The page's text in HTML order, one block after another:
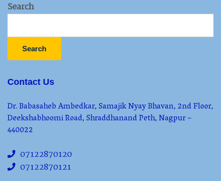
Search
Search
Contact Us
Dr. Babasaheb Ambedkar, Samajik Nyay Bhavan, 2nd Floor,
Deekshabhoomi Road, Shraddhanand Peth, Nagpur –
440022
07122870120
07122870121